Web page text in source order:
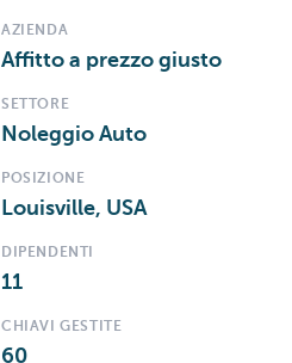
AZIENDA
Affitto a prezzo giusto
SETTORE
Noleggio Auto
POSIZIONE
Louisville, USA
DIPENDENTI
11
CHIAVI GESTITE
60